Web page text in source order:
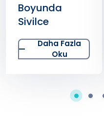
Boyunda
Sivilce
Daha Fazla
Oku